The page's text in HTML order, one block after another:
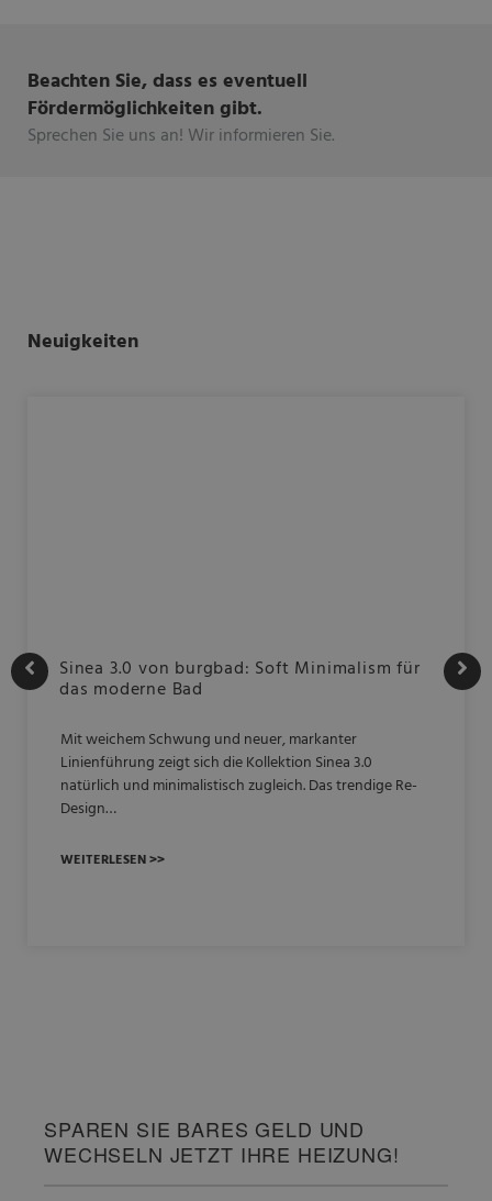
Beachten Sie, dass es eventuell
Fördermöglichkeiten gibt.
Sprechen Sie uns an! Wir informieren Sie.​
Neuigkeiten
Sinea 3.0 von burgbad: Soft Minimalism für
das moderne Bad
Mit weichem Schwung und neuer, markanter
Linienführung zeigt sich die Kollektion Sinea 3.0
natürlich und minimalistisch zugleich. Das trendige Re-
Design…
WEITERLESEN >>
SPAREN SIE BARES GELD UND
WECHSELN JETZT IHRE HEIZUNG!